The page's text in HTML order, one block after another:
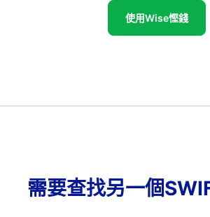
使用Wise慳錢
需要查找另一個